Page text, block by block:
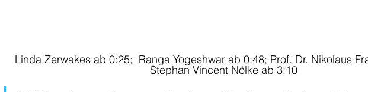
Linda Zerwakes ab 0:25;  Ranga Yogeshwar ab 0:48; Prof. Dr. Nikolaus
Stephan Vincent Nölke ab 3:10